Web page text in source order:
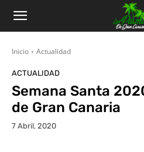
Inicio Actualidad
ACTUALIDAD
Semana Santa
de Gran Canaria
7 Abril, 2020